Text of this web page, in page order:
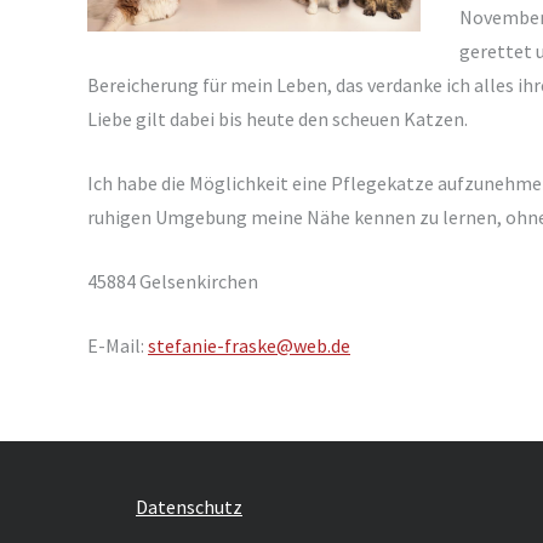
gerettet
Bereicherung für mein Leben, das verdanke ich alles
Liebe gilt dabei bis heute den scheuen Katzen.
Ich habe die Möglichkeit eine Pflegekatze
ruhigen Umgebung meine Nähe kennen zu lernen,
45884 Gelsenkirchen
E-Mail: stefanie-fraske@web.de
Datenschutz